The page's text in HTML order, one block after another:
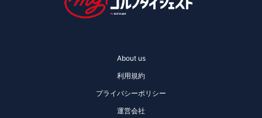
About us
利用規約
プライバシーポリシー
運営会社